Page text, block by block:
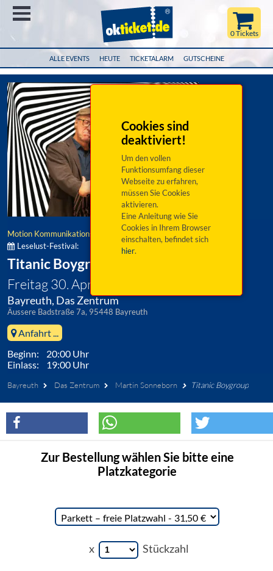
ALLE EVENTS HEUTE TICKETALARM GUTSCHEINE
0 Tickets
Cookies sind
deaktiviert!
Um den vollen
Funktionsumfang dieser
Webseite zu erfahren,
müssen Sie Cookies
aktivieren.
Eine Anleitung wie Sie
Cookies in Ihrem Browser
einschalten, befindet sich
hier.
Motion Kommunikationsgesellschaft mbh
Leselust-Festival:
Titanic Boygroup
Freitag 30. April 2027
Bayreuth, Das Zentrum
Äussere Badstraße 7a, 95448 Bayreuth
Anfahrt ...
Beginn: 20:00 Uhr
Einlass: 19:00 Uhr
Bayreuth Das Zentrum Martin Sonneborn Titanic Boygroup
Zur Bestellung wählen Sie bitte eine
Platzkategorie
x Stückzahl